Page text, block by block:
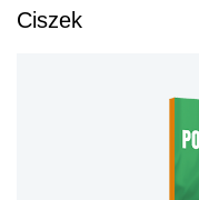
Ciszek